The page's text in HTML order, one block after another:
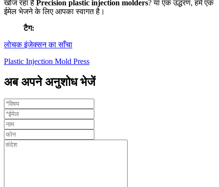
खोज रहा है Precision plastic injection molders? या एक उद्धरण, हमें एक
ईमेल भेजने के लिए आपका स्वागत है।
टैग:
लोचक इंजेक्सन का साँचा
Plastic Injection Mold Press
अब अपने अनुशोध भेजें